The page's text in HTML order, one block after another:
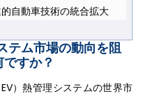
自動車技術の統合拡大
テム市場の動向を阻
すか？
）熱管理システムの世界市